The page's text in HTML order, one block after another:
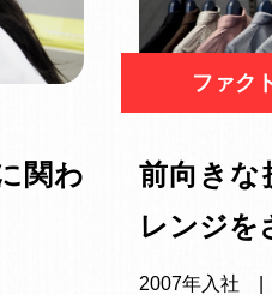
関わ
ファク
前向きな
レンジを
2007年入社